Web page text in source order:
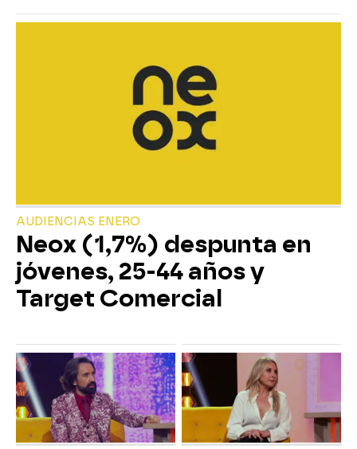
AUDIENCIAS ENERO
Neox (1,7%) despunta en
jóvenes, 25-44 años y
Target Comercial